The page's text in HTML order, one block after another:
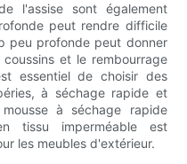
l'assise sont également
peut rendre difficile
peu profonde peut donner
et le rembourrage
essentiel de choisir des
à séchage rapide et
à séchage rapide
tissu imperméable est
les meubles d'extérieur.